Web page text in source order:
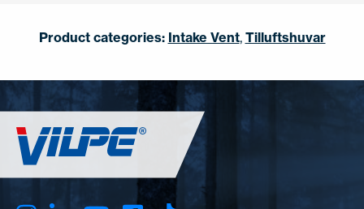
Product categories: Intake Vent, Tilluftshuvar